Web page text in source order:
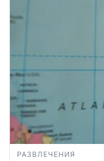
РАЗВЛЕЧЕНИЯ